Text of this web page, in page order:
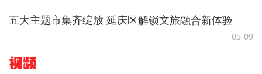
五大主题市集齐绽放 延庆区解锁文旅融合新体验
05-09
视频